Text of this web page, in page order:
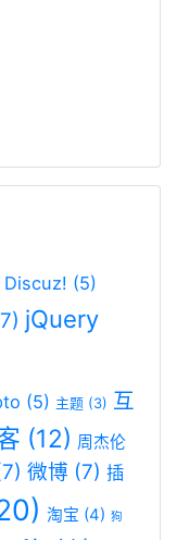
Discuz! (5)
jQuery
(5) 主题 (3) 互
(12) 周杰伦
微博 (7) 插
淘宝 (4) 狗